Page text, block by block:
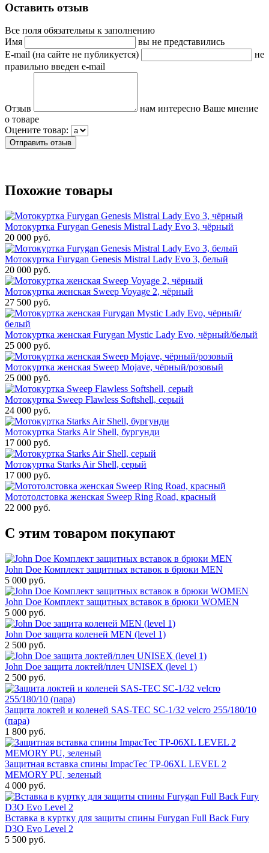
Оставить отзыв
Все поля обязательны к заполнению
Имя
вы не представились
E-mail (на сайте не публикуется)
не
правильно введен e-mail
Отзыв
нам интересно Ваше мнение
о товаре
Оцените товар:
Похожие товары
Мотокуртка Furygan Genesis Mistral Lady Evo 3, чёрный
20 000 руб.
Мотокуртка Furygan Genesis Mistral Lady Evo 3, белый
20 000 руб.
Мотокуртка женская Sweep Voyage 2, чёрный
27 500 руб.
Мотокуртка женская Furygan Mystic Lady Evo, чёрный/белый
25 000 руб.
Мотокуртка женская Sweep Mojave, чёрный/розовый
25 000 руб.
Мотокуртка Sweep Flawless Softshell, серый
24 000 руб.
Мотокуртка Starks Air Shell, бургунди
17 000 руб.
Мотокуртка Starks Air Shell, серый
17 000 руб.
Мототолстовка женская Sweep Ring Road, красный
22 000 руб.
С этим товаром покупают
John Doe Комплект защитных вставок в брюки MEN
5 000 руб.
John Doe Комплект защитных вставок в брюки WOMEN
5 000 руб.
John Doe защита коленей MEN (level 1)
2 500 руб.
John Doe защита локтей/плеч UNISEX (level 1)
2 500 руб.
Защита локтей и коленей SAS-TEC SC-1/32 velcro 255/180/10
(пара)
1 800 руб.
Защитная вставка спины ImpacTec TP-06XL LEVEL 2
MEMORY PU, зеленый
4 000 руб.
Вставка в куртку для защиты спины Furygan Full Back Fury
D3O Evo Level 2
5 500 руб.